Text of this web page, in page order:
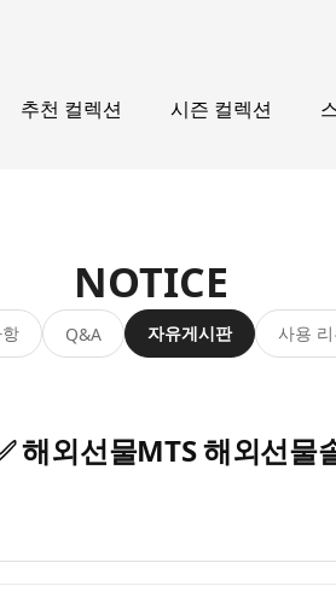
추천 컬렉션 시즌 컬렉션
NOTICE
Q&A 자유게시판 사용
해외선물MTS 해외선물